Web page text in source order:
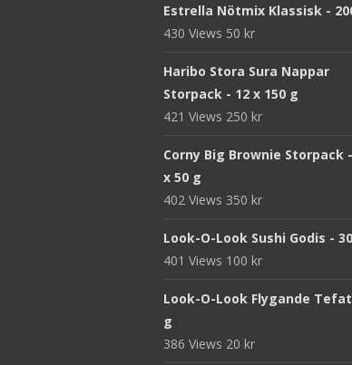
Estrella Nötmix Klassisk -
430 Views 50 kr
Haribo Stora Sura Nappar
Storpack - 12 x 150 g
421 Views 250 kr
Corny Big Brownie Storpack
x 50 g
402 Views 350 kr
Look-O-Look Sushi Godis -
401 Views 100 kr
Look-O-Look Flygande
g
386 Views 20 kr